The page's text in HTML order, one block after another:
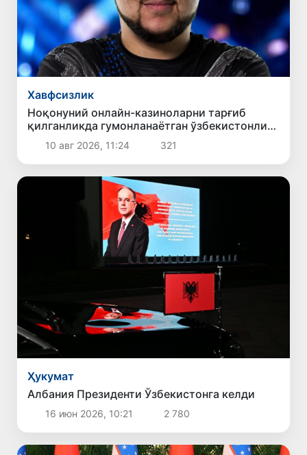
Хавфсизлик
Ноқонуний онлайн-казиноларни тарғиб
қилганликда гумонланаётган ўзбекистонлик
блогер халқаро қидирувга берилди
10 авг 2026, 11:24 321
Ҳукумат
Албания Президенти Ўзбекистонга келди
16 июн 2026, 10:21 2 780